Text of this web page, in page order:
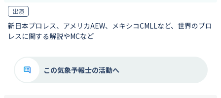
出演
新日本プロレス、アメリカAEW、メキシコCMLLなど、世界のプロ
レスに関する解説やMCなど
この気象予報士の活動へ